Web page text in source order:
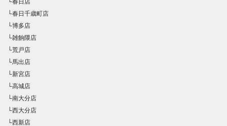
└春日店
└春日千歳町店
└博多店
└雑餉隈店
└荒戸店
└馬出店
└新宮店
└高城店
└南大分店
└西大分店
└西新店